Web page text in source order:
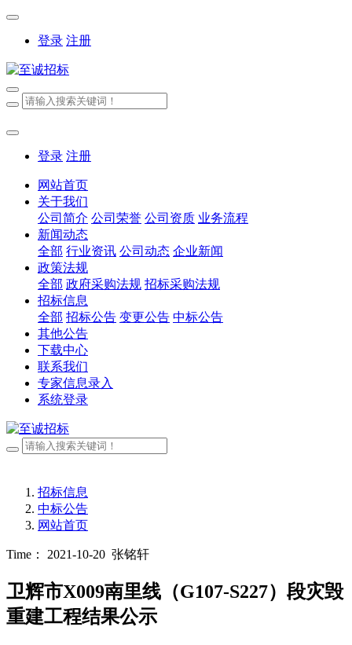
登录 注册
登录 注册
网站首页
关于我们
公司简介 公司荣誉 公司资质 业务流程
新闻动态
全部 行业资讯 公司动态 企业新闻
政策法规
全部 政府采购法规 招标采购法规
招标信息
全部 招标公告 变更公告 中标公告
其他公告
下载中心
联系我们
专家信息录入
系统登录
招标信息
中标公告
网站首页
Time： 2021-10-20 张铭轩
卫辉市X009南里线（G107-S227）段灾毁
重建工程结果公示